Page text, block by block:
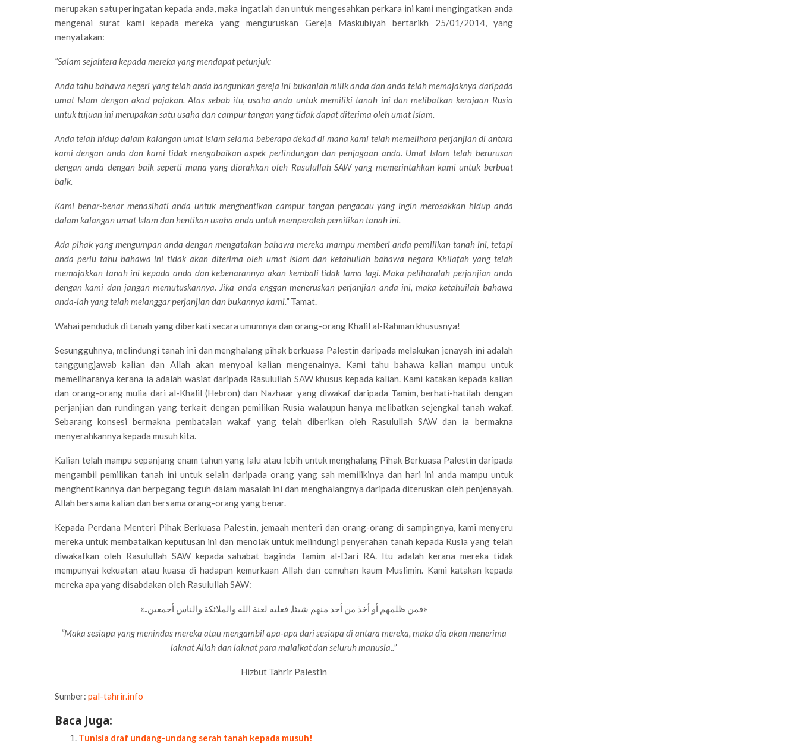
merupakan satu peringatan kepada anda, maka ingatlah dan untuk mengesahkan perkara ini kami mengingatkan anda
mengenai surat kami kepada mereka yang menguruskan Gereja Maskubiyah bertarikh 25/01/2014, yang
menyatakan:
“Salam sejahtera kepada mereka yang mendapat petunjuk:
Anda tahu bahawa negeri yang telah anda bangunkan gereja ini bukanlah milik anda dan anda telah memajaknya daripada
umat Islam dengan akad pajakan. Atas sebab itu, usaha anda untuk memiliki tanah ini dan melibatkan kerajaan Rusia
untuk tujuan ini merupakan satu usaha dan campur tangan yang tidak dapat diterima oleh umat Islam.
Anda telah hidup dalam kalangan umat Islam selama beberapa dekad di mana kami telah memelihara perjanjian di antara
kami dengan anda dan kami tidak mengabaikan aspek perlindungan dan penjagaan anda. Umat Islam telah berurusan
dengan anda dengan baik seperti mana yang diarahkan oleh Rasulullah SAW yang memerintahkan kami untuk berbuat
baik.
Kami benar-benar menasihati anda untuk menghentikan campur tangan pengacau yang ingin merosakkan hidup anda
dalam kalangan umat Islam dan hentikan usaha anda untuk memperoleh pemilikan tanah ini.
Ada pihak yang mengumpan anda dengan mengatakan bahawa mereka mampu memberi anda pemilikan tanah ini, tetapi
anda perlu tahu bahawa ini tidak akan diterima oleh umat Islam dan ketahuilah bahawa negara Khilafah yang telah
memajakkan tanah ini kepada anda dan kebenarannya akan kembali tidak lama lagi. Maka peliharalah perjanjian anda
dengan kami dan jangan memutuskannya. Jika anda enggan meneruskan perjanjian anda ini, maka ketahuilah bahawa
anda-lah yang telah melanggar perjanjian dan bukannya kami.”Tamat.
Wahai penduduk di tanah yang diberkati secara umumnya dan orang-orang Khalil al-Rahman khususnya!
Sesungguhnya, melindungi tanah ini dan menghalang pihak berkuasa Palestin daripada melakukan jenayah ini adalah
tanggungjawab kalian dan Allah akan menyoal kalian mengenainya. Kami tahu bahawa kalian mampu untuk
memeliharanya kerana ia adalah wasiat daripada Rasulullah SAW khusus kepada kalian. Kami katakan kepada kalian
dan orang-orang mulia dari al-Khalil (Hebron) dan Nazhaar yang diwakaf daripada Tamim, berhati-hatilah dengan
perjanjian dan rundingan yang terkait dengan pemilikan Rusia walaupun hanya melibatkan sejengkal tanah wakaf.
Sebarang konsesi bermakna pembatalan wakaf yang telah diberikan oleh Rasulullah SAW dan ia bermakna
menyerahkannya kepada musuh kita.
Kalian telah mampu sepanjang enam tahun yang lalu atau lebih untuk menghalang Pihak Berkuasa Palestin daripada
mengambil pemilikan tanah ini untuk selain daripada orang yang sah memilikinya dan hari ini anda mampu untuk
menghentikannya dan berpegang teguh dalam masalah ini dan menghalangnya daripada diteruskan oleh penjenayah.
Allah bersama kalian dan bersama orang-orang yang benar.
Kepada Perdana Menteri Pihak Berkuasa Palestin, jemaah menteri dan orang-orang di sampingnya, kami menyeru
mereka untuk membatalkan keputusan ini dan menolak untuk melindungi penyerahan tanah kepada Rusia yang telah
diwakafkan oleh Rasulullah SAW kepada sahabat baginda Tamim al-Dari RA. Itu adalah kerana mereka tidak
mempunyai kekuatan atau kuasa di hadapan kemurkaan Allah dan cemuhan kaum Muslimin. Kami katakan kepada
mereka apa yang disabdakan oleh Rasulullah SAW:
«..فمن ظلمهم أو أخذ من أحد منهم شيئا, فعليه لعنة الله والملائكة والناس أجمعين»
“Maka sesiapa yang menindas mereka atau mengambil apa-apa dari sesiapa di antara mereka, maka dia akan menerima
laknat Allah dan laknat para malaikat dan seluruh manusia..”
Hizbut Tahrir Palestin
Sumber: pal-tahrir.info
Baca Juga:
Tunisia draf undang-undang serah tanah kepada musuh!